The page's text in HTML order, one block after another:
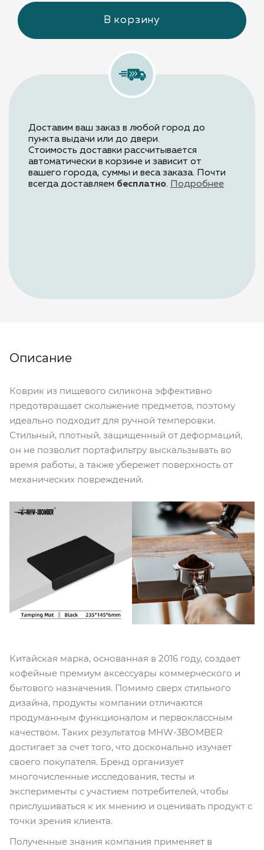
В корзину
Доставим ваш заказ в любой город до
пункта выдачи или до двери.
Стоимость доставки рассчитывается
автоматически в корзине и зависит от
вашего города, суммы и веса заказа. Почти
всегда доставляем бесплатно. Подробнее
Описание
Коврик из пищевого силикона эффективно
предотвращает скольжение предметов, поэтому
идеально подходит для ручной темперовки.
Стильный, плотный, защищенный от деформаций,
он не позволит портафильтру выскальзывать во
время работы, а также убережет поверхность от
механических повреждений.
Китайская марка, основанная в 2016 году, создает
кофейные премиум аксессуары коммерческого и
бытового назначения. Помимо сверх стильного
дизайна, продукты компании отличаются
продуманным функционалом и первоклассным
качеством. Таких результатов MHW-3BOMBER
достигает за счет того, что досконально изучает
своего покупателя. Бренд организует
многочисленные исследования, тесты и
эксперименты с участием потребителей, чтобы
прислушиваться к их мнению и оценивать продукт с
точки зрения клиента.
Полученные знания компания применяет в